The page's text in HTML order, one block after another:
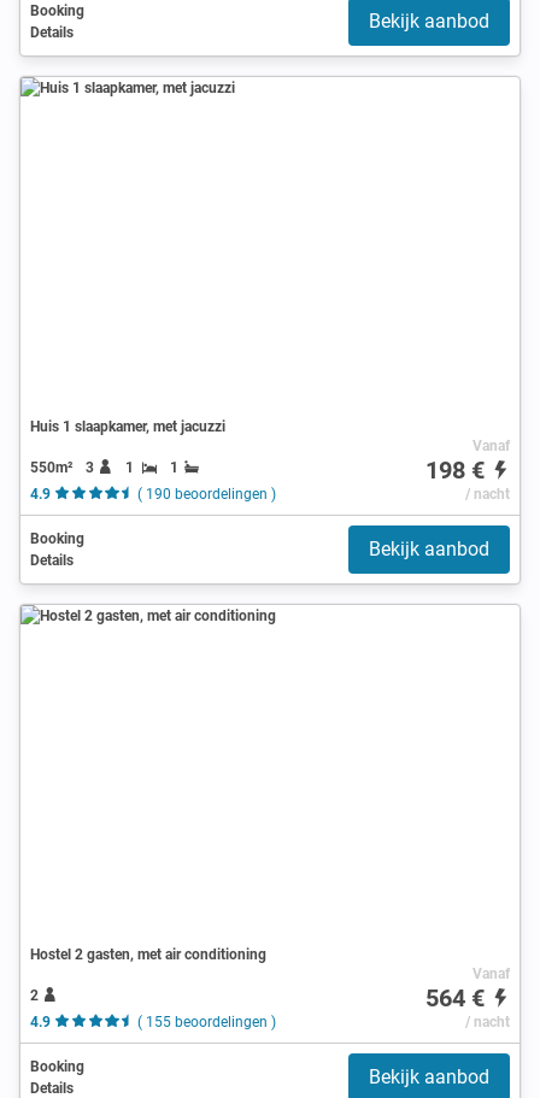
Booking
Details
Bekijk aanbod
Huis 1 slaapkamer, met jacuzzi
550m² 3 1
1
4.9
( 190 beoordelingen )
Vanaf
198 €
/ nacht
Booking
Details
Bekijk aanbod
Hostel 2 gasten, met air conditioning
2
4.9
( 155 beoordelingen )
Vanaf
564 €
/ nacht
Booking
Details
Bekijk aanbod